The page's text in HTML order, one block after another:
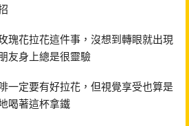
瑰花拉花這件事，沒想到轉眼就出現
友身上總是很靈驗
一定要有好拉花，但視覺享受也算是
喝著這杯拿鐵